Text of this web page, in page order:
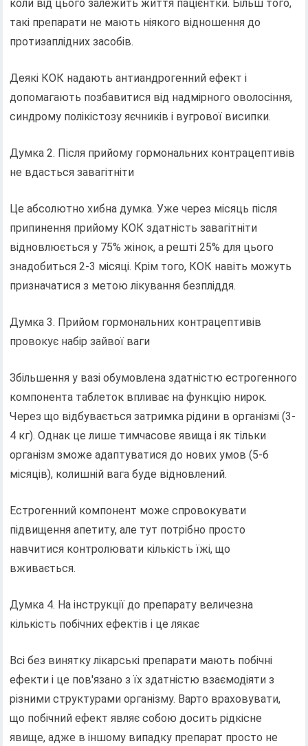
коли від цього залежить життя пацієнтки. Більш того,
такі препарати не мають ніякого відношення до
протизаплідних засобів.
Деякі КОК надають антиандрогенний ефект і
допомагають позбавитися від надмірного оволосіння,
синдрому полікістозу яєчників і вугрової висипки.
Думка 2. Після прийому гормональних контрацептивів
не вдасться завагітніти
Це абсолютно хибна думка. Уже через місяць після
припинення прийому КОК здатність завагітніти
відновлюється у 75% жінок, а решті 25% для цього
знадобиться 2-3 місяці. Крім того, КОК навіть можуть
призначатися з метою лікування безпліддя.
Думка 3. Прийом гормональних контрацептивів
провокує набір зайвої ваги
Збільшення у вазі обумовлена ​​здатністю естрогенного
компонента таблеток впливає на функцію нирок.
Через що відбувається затримка рідини в організмі (3-
4 кг). Однак це лише тимчасове явища і як тільки
організм зможе адаптуватися до нових умов (5-6
місяців), колишній вага буде відновлений.
Естрогенний компонент може спровокувати
підвищення апетиту, але тут потрібно просто
навчитися контролювати кількість їжі, що
вживається.
Думка 4. На інструкції до препарату величезна
кількість побічних ефектів і це лякає
Всі без винятку лікарські препарати мають побічні
ефекти і це пов'язано з їх здатністю взаємодіяти з
різними структурами організму. Варто враховувати,
що побічний ефект являє собою досить рідкісне
явище, адже в іншому випадку препарат просто не